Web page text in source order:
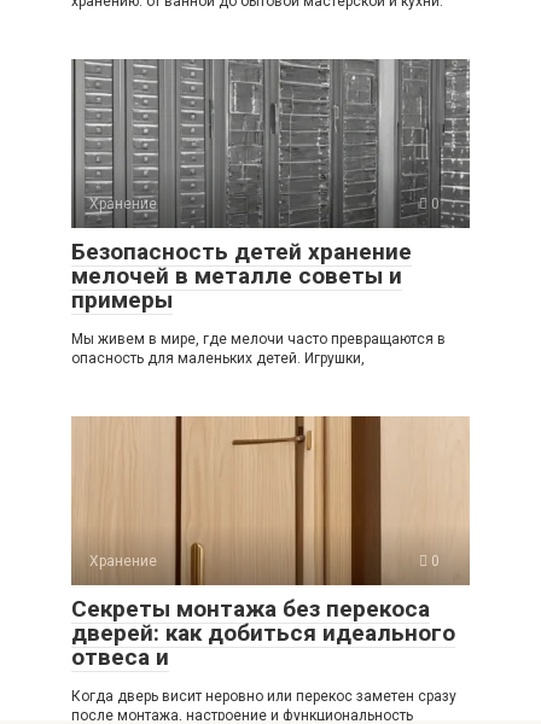
Хранение 0
Безопасность детей хранение
мелочей в металле советы и
примеры
Мы живем в мире, где мелочи часто превращаются в
опасность для маленьких детей. Игрушки,
Хранение 0
Секреты монтажа без перекоса
дверей: как добиться идеального
отвеса и
Когда дверь висит неровно или перекос заметен сразу
после монтажа, настроение и функциональность